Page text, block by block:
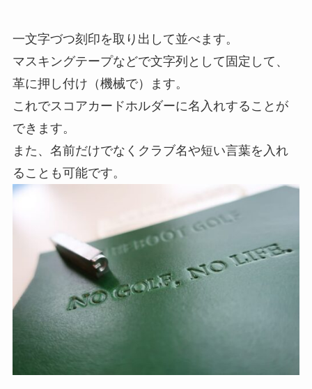
一文字づつ刻印を取り出して並べます。
マスキングテープなどで文字列として固定して、
革に押し付け（機械で）ます。
これでスコアカードホルダーに名入れすることが
できます。
また、名前だけでなくクラブ名や短い言葉を入れ
ることも可能です。